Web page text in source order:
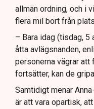
allmän ordning, och i
flera mil bort från
– Bara idag (tisdag, 5
åtta avlägsnanden,
personerna vägrar att
fortsätter, kan de
Samtidigt menar
är att vara opartisk,